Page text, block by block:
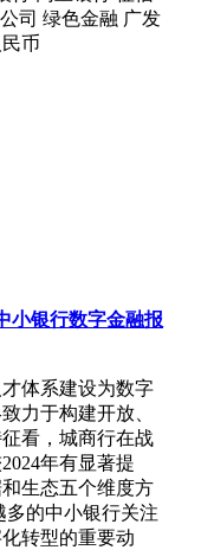
司 绿色金融 广发
币
小银行数字金融报
体系建设为数字
力于构建开放、
看，城商行在战
年有显著提
生态五个维度方
的中小银行关注
转型的重要动